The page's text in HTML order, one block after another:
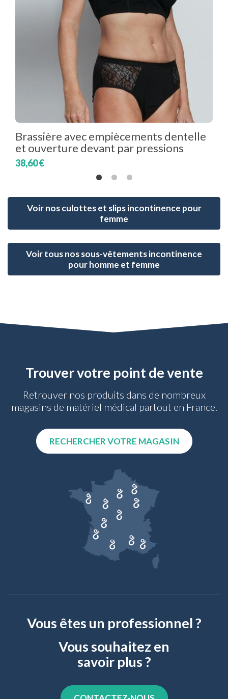
Brassière avec empiècements dentelle
et ouverture devant par pressions
38,60 €
Voir nos culottes et slips incontinence pour
femme
Voir tous nos sous-vêtements incontinence
pour homme et femme
Trouver votre point de vente
Retrouver nos produits dans de nombreux
magasins de matériel médical partout en France.
RECHERCHER VOTRE MAGASIN
Vous êtes un professionnel ?
Vous souhaitez en
savoir plus ?